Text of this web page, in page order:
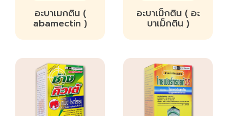
อะบาเมกติน (
abamectin )
อะบาเม็กติน ( อะ
บาเม็กติน )